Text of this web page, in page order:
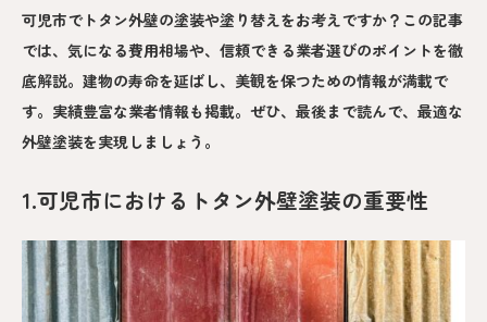
可児市でトタン外壁の塗装や塗り替えをお考えですか？この記事
では、気になる費用相場や、信頼できる業者選びのポイントを徹
底解説。建物の寿命を延ばし、美観を保つための情報が満載で
す。実績豊富な業者情報も掲載。ぜひ、最後まで読んで、最適な
外壁塗装を実現しましょう。
1.可児市におけるトタン外壁塗装の重要性